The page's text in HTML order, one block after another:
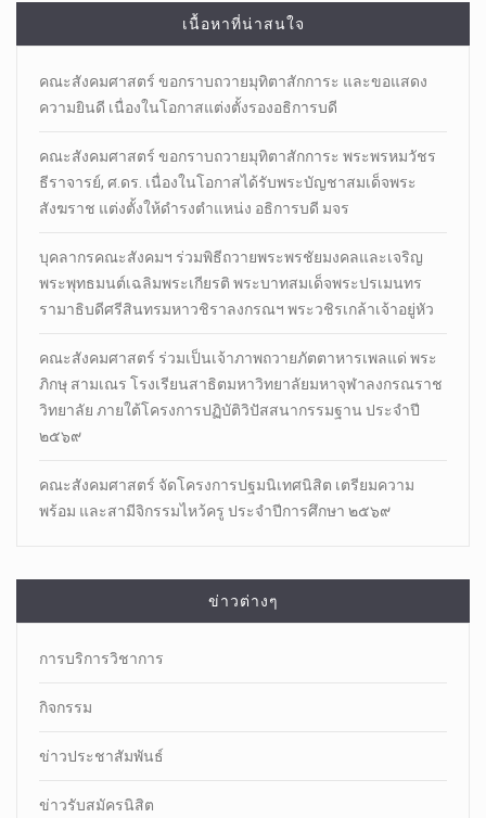
เนื้อหาที่น่าสนใจ
คณะสังคมศาสตร์ ขอกราบถวายมุทิตาสักการะ และขอแสดง
ความยินดี เนื่องในโอกาสแต่งตั้งรองอธิการบดี
คณะสังคมศาสตร์ ขอกราบถวายมุทิตาสักการะ พระพรหมวัชร
ธีราจารย์, ศ.ดร. เนื่องในโอกาสได้รับพระบัญชาสมเด็จพระ
สังฆราช แต่งตั้งให้ดำรงตำแหน่ง อธิการบดี มจร
บุคลากรคณะสังคมฯ ร่วมพิธีถวายพระพรชัยมงคลและเจริญ
พระพุทธมนต์เฉลิมพระเกียรติ พระบาทสมเด็จพระปรเมนทร
รามาธิบดีศรีสินทรมหาวชิราลงกรณฯ พระวชิรเกล้าเจ้าอยู่หัว
คณะสังคมศาสตร์ ร่วมเป็นเจ้าภาพถวายภัตตาหารเพลแด่ พระ
ภิกษุ สามเณร โรงเรียนสาธิตมหาวิทยาลัยมหาจุฬาลงกรณราช
วิทยาลัย ภายใต้โครงการปฏิบัติวิปัสสนากรรมฐาน ประจำปี
๒๕๖๙
คณะสังคมศาสตร์ จัดโครงการปฐมนิเทศนิสิต เตรียมความ
พร้อม และสามีจิกรรมไหว้ครู ประจำปีการศึกษา ๒๕๖๙
ข่าวต่างๆ
การบริการวิชาการ
กิจกรรม
ข่าวประชาสัมพันธ์
ข่าวรับสมัครนิสิต